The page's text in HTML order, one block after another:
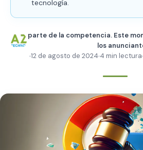
tecnología.
parte de la competencia. Este
los
12 de agosto de 2024 4 min lectura